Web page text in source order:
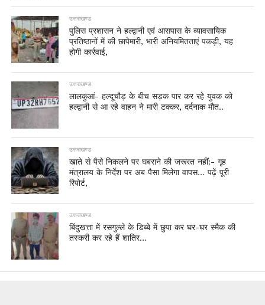
उत्तराखण्ड
पुलिस प्रशासन ने हल्द्वानी एवं आसपास के व्यावसायिक
प्रतिष्ठानों में की छापेमारी, भारी अनियमितताएं पकड़ी, यह
होगी कार्रवाई,
उत्तराखण्ड
लालकुआं- हल्दूचौड़ के बीच सड़क पार कर रहे युवक को
हल्द्वानी से आ रहे वाहन ने मारी टक्कर, दर्दनाक मौत..
उत्तराखण्ड
खाते से पैसे निकलने पर घबराने की जरूरत नहीं:- गृह
मंत्रालय के निर्देश पर अब पैसा मिलेगा वापस… पढ़ें पूरी
रिपोर्ट,
उत्तराखण्ड
बिंदुखत्ता में रसगुल्ले के डिब्बे में छुपा कर घर-घर स्मैक की
तस्करी कर रहे हैं शातिर…